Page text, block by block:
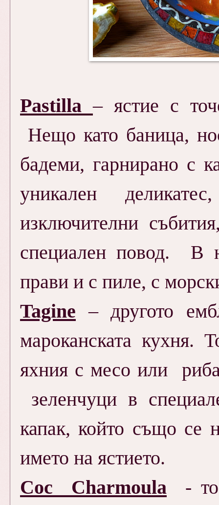
Pastilla –ястие с
Нещо като баница,
бадеми, гарнирано с
уникален
изключителни
специален повод. В
прави и с пиле, с
Tagine – другото
мароканската кухня.
яхния с месо или
зеленчуци в
капак, който също се
името на ястието.
Сос Charmoula -